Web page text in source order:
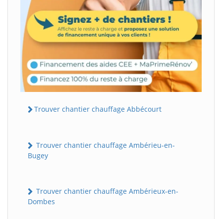
Trouver chantier chauffage Abbécourt
Trouver chantier chauffage Ambérieu-en-
Bugey
Trouver chantier chauffage Ambérieux-en-
Dombes